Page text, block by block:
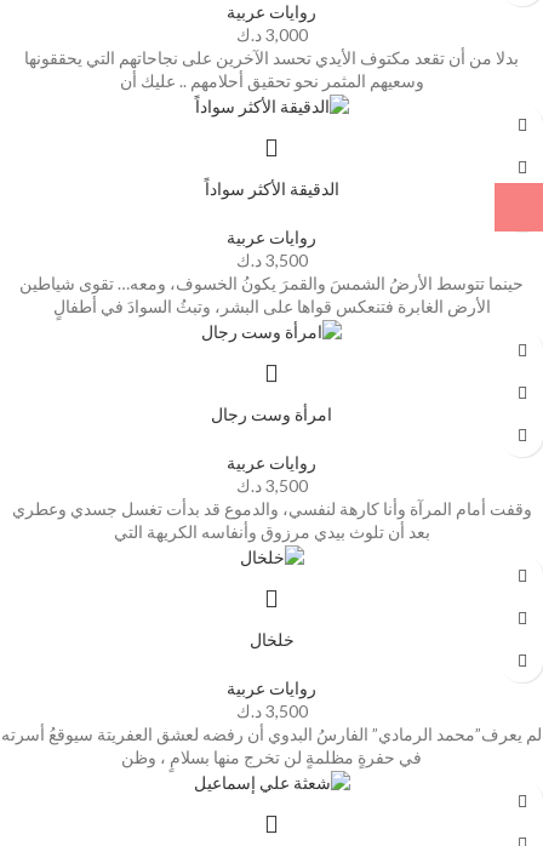
روايات عربية
3,000 د.ك
بدلا من أن تقعد مكتوف الأيدي تحسد الآخرين على نجاحاتهم التي يحققونها
وسعيهم المثمر نحو تحقيق أحلامهم .. عليك أن
الدقيقة الأكثر سواداً
روايات عربية
3,500 د.ك
حينما تتوسط الأرضُ الشمسَ والقمرَ يكونُ الخسوف، ومعه… تقوى شياطين
الأرض الغابرة فتنعكس قواها على البشر، وتبثُ السوادَ في أطفالٍ
امرأة وست رجال
روايات عربية
3,500 د.ك
وقفت أمام المرآة وأنا كارهة لنفسي، والدموع قد بدأت تغسل جسدي وعطري
بعد أن تلوث بيدي مرزوق وأنفاسه الكريهة التي
خلخال
روايات عربية
3,500 د.ك
لم يعرف”محمد الرمادي” الفارسُ البدوي أن رفضه لعشق العفريتة سيوقعُ أسرته
في حفرةٍ مظلمةٍ لن تخرج منها بسلامٍ ، وظن